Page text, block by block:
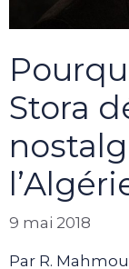
Stora
9 mai 2018
Par R.